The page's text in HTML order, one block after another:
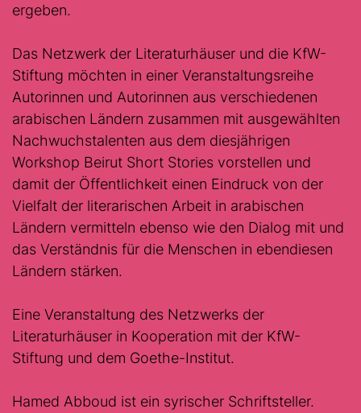
ergeben.
Das Netzwerk der Literaturhäuser und die KfW-
Stiftung möchten in einer Veranstaltungsreihe
Autorinnen und Autorinnen aus verschiedenen
arabischen Ländern zusammen mit ausgewählten
Nachwuchstalenten aus dem diesjährigen
Workshop Beirut Short Stories vorstellen und
damit der Öffentlichkeit einen Eindruck von der
Vielfalt der literarischen Arbeit in arabischen
Ländern vermitteln ebenso wie den Dialog mit und
das Verständnis für die Menschen in ebendiesen
Ländern stärken.
Eine Veranstaltung des Netzwerks der
Literaturhäuser in Kooperation mit der KfW-
Stiftung und dem Goethe-Institut.
Hamed Abboud ist ein syrischer Schriftsteller.